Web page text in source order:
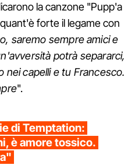
la canzone "Pupp'a
forte il legame con
saremo sempre amici e
potrà separarci,
nei capelli e tu Francesco.
".
di Temptation:
è amore tossico.